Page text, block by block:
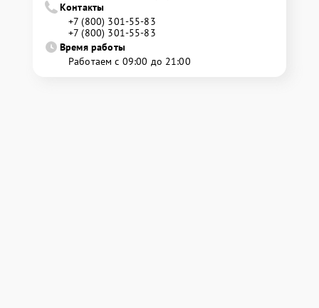
Контакты
+7 (800) 301-55-83
+7 (800) 301-55-83
Время работы
Работаем с 09:00 до 21:00